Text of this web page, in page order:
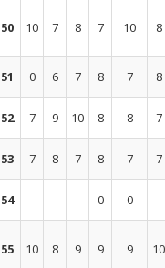
50 10 7 8 7 10 8
51 0 6 7 8 7
8
52 7 9 10 8 8
7
53 7 8 7 8 7
7
54 - - - 0 0
-
55 10 8 9 9 9 10